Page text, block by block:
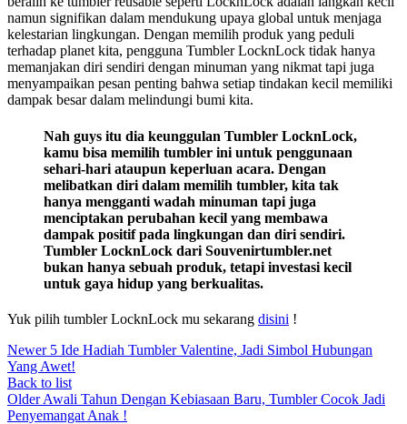
namun signifikan dalam mendukung upaya global untuk menjaga
kelestarian lingkungan. Dengan memilih produk yang peduli
terhadap planet kita, pengguna Tumbler LocknLock tidak hanya
memanjakan diri sendiri dengan minuman yang nikmat tapi juga
menyampaikan pesan penting bahwa setiap tindakan kecil memiliki
dampak besar dalam melindungi bumi kita.
Nah guys itu dia keunggulan Tumbler LocknLock,
kamu bisa memilih tumbler ini untuk penggunaan
sehari-hari ataupun keperluan acara. Dengan
melibatkan diri dalam memilih tumbler, kita tak
hanya mengganti wadah minuman tapi juga
menciptakan perubahan kecil yang membawa
dampak positif pada lingkungan dan diri sendiri.
Tumbler LocknLock dari Souvenirtumbler.net
bukan hanya sebuah produk, tetapi investasi kecil
untuk gaya hidup yang berkualitas.
Yuk pilih tumbler LocknLock mu sekarang disini !
Newer 5 Ide Hadiah Tumbler Valentine, Jadi Simbol Hubungan
Yang Awet!
Back to list
Older Awali Tahun Dengan Kebiasaan Baru, Tumbler Cocok Jadi
Penyemangat Anak !